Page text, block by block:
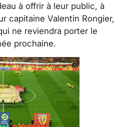
à offrir à leur public, à
capitaine Valentin Rongier,
ne reviendra porter le
prochaine.